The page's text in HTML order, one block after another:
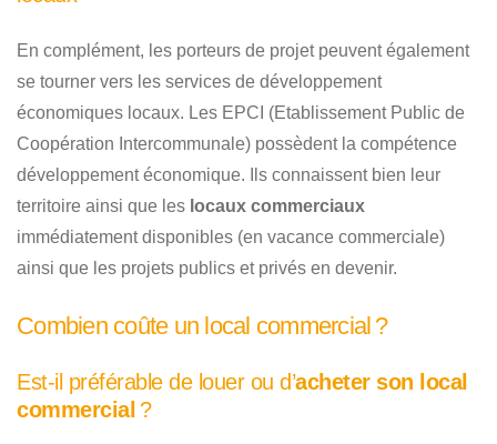
En complément, les porteurs de projet peuvent également
se tourner vers les services de développement
économiques locaux. Les EPCI (Etablissement Public de
Coopération Intercommunale) possèdent la compétence
développement économique. Ils connaissent bien leur
territoire ainsi que les locaux commerciaux
immédiatement disponibles (en vacance commerciale)
ainsi que les projets publics et privés en devenir.
Combien coûte un local commercial ?
Est-il préférable de louer ou d’acheter son local
commercial ?